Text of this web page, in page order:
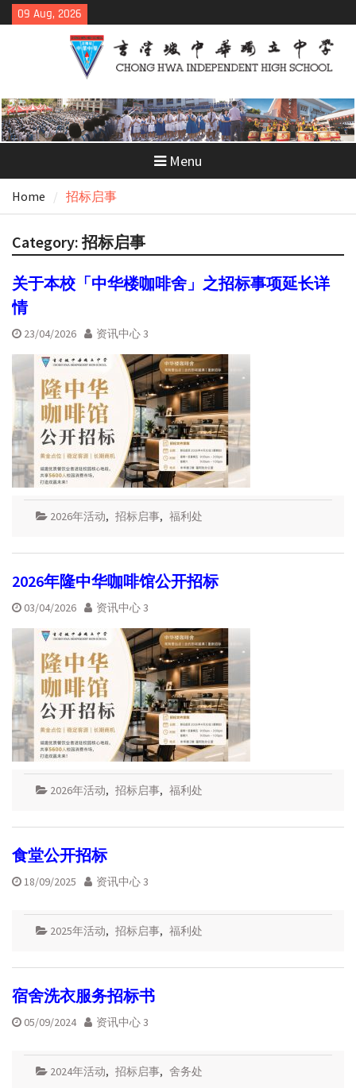
Skip
to
09 Aug, 2026
Menu
Home 招标启事
Category: 招标启事
关于本校「中华楼咖啡舍」之招标事项延长详
情
23/04/2026 资讯中心 3
2026年活动, 招标启事, 福利处
2026年隆中华咖啡馆公开招标
03/04/2026 资讯中心 3
2026年活动, 招标启事, 福利处
食堂公开招标
18/09/2025 资讯中心 3
2025年活动, 招标启事, 福利处
宿舍洗衣服务招标书
05/09/2024 资讯中心 3
2024年活动, 招标启事, 舍务处